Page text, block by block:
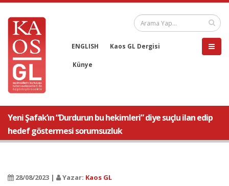
ENGLISH Kaos GL Dergisi
Künye
Yeni Şafak’ın “Durdurun bu hekimleri” diye suçlu ilan edip
hedef göstermesi sorumsuzluk
28/08/2023 | Yazar: Kaos GL